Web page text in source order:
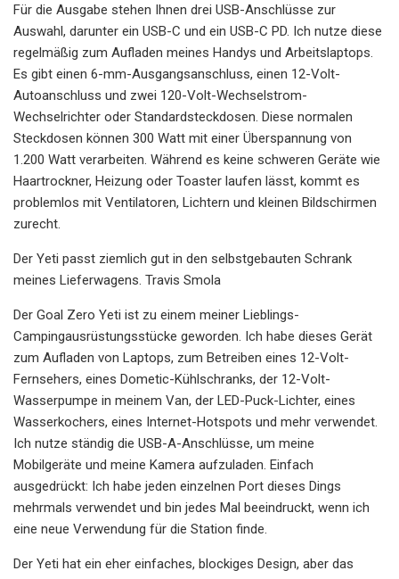
Für die Ausgabe stehen Ihnen drei USB-Anschlüsse zur
Auswahl, darunter ein USB-C und ein USB-C PD. Ich nutze diese
regelmäßig zum Aufladen meines Handys und Arbeitslaptops.
Es gibt einen 6-mm-Ausgangsanschluss, einen 12-Volt-
Autoanschluss und zwei 120-Volt-Wechselstrom-
Wechselrichter oder Standardsteckdosen. Diese normalen
Steckdosen können 300 Watt mit einer Überspannung von
1.200 Watt verarbeiten. Während es keine schweren Geräte wie
Haartrockner, Heizung oder Toaster laufen lässt, kommt es
problemlos mit Ventilatoren, Lichtern und kleinen Bildschirmen
zurecht.
Der Yeti passt ziemlich gut in den selbstgebauten Schrank
meines Lieferwagens. Travis Smola
Der Goal Zero Yeti ist zu einem meiner Lieblings-
Campingausrüstungsstücke geworden. Ich habe dieses Gerät
zum Aufladen von Laptops, zum Betreiben eines 12-Volt-
Fernsehers, eines Dometic-Kühlschranks, der 12-Volt-
Wasserpumpe in meinem Van, der LED-Puck-Lichter, eines
Wasserkochers, eines Internet-Hotspots und mehr verwendet.
Ich nutze ständig die USB-A-Anschlüsse, um meine
Mobilgeräte und meine Kamera aufzuladen. Einfach
ausgedrückt: Ich habe jeden einzelnen Port dieses Dings
mehrmals verwendet und bin jedes Mal beeindruckt, wenn ich
eine neue Verwendung für die Station finde.
Der Yeti hat ein eher einfaches, blockiges Design, aber das